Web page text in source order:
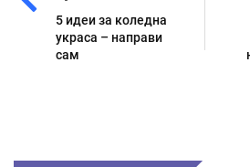
5 идеи за коледна
украса – направи
сам